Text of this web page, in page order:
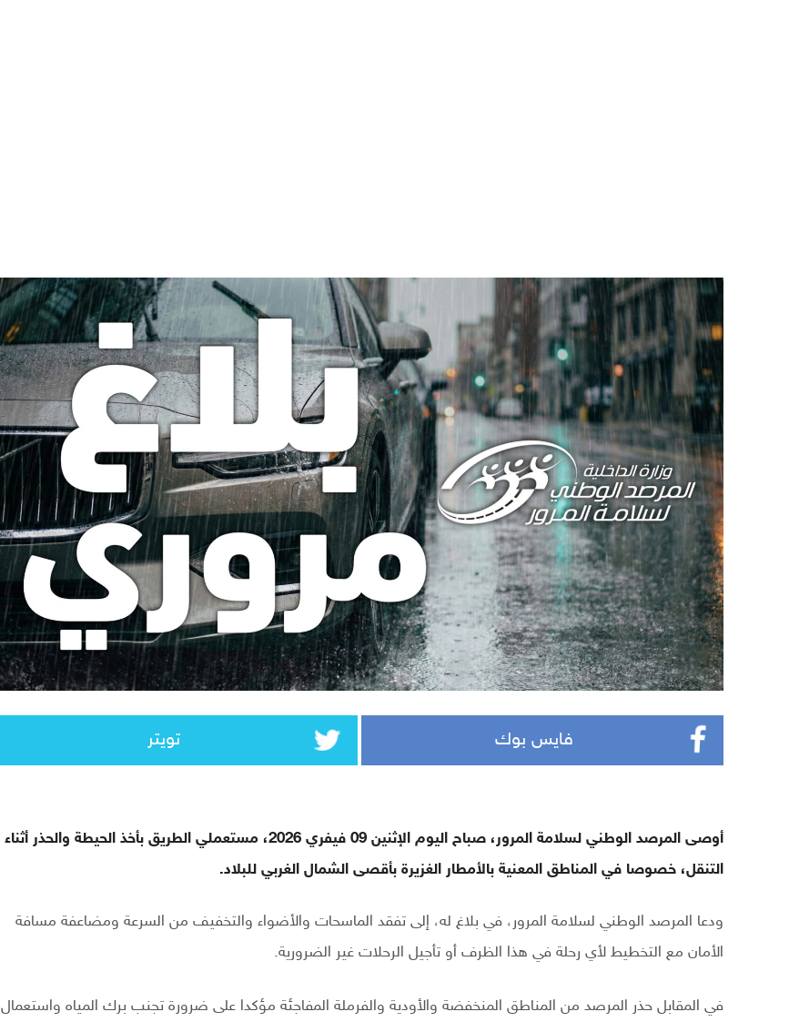
فايس بوك تويتر
أوصى المرصد الوطني لسلامة المرور، صباح اليوم الإثنين 09 فيفري 2026، مستعملي الطريق بأخذ الحيطة والحذر أثناء
التنقل، خصوصا في المناطق المعنية بالأمطار الغزيرة بأقصى الشمال الغربي للبلاد.
ودعا المرصد الوطني لسلامة المرور، في بلاغ له، إلى تفقد الماسحات والأضواء والتخفيف من السرعة ومضاعفة مسافة
الأمان مع التخطيط لأي رحلة في هذا الظرف أو تأجيل الرحلات غير الضرورية.
في المقابل حذر المرصد من المناطق المنخفضة والأودية والفرملة المفاجئة مؤكدا على ضرورة تجنب برك المياه واستعمال